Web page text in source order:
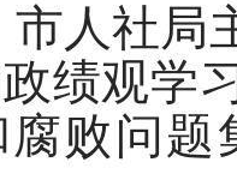
市人社局
绩观学
败问